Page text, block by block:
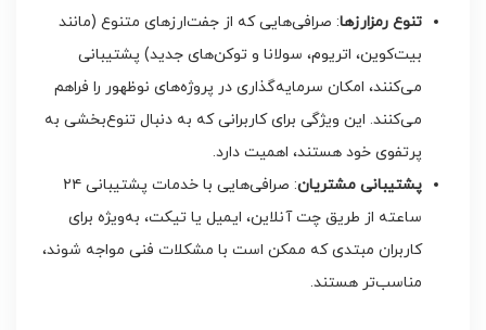
تنوع رمزارزها: صرافی‌هایی که از جفت‌ارزهای متنوع (مانند
بیت‌کوین، اتریوم، سولانا و توکن‌های جدید) پشتیبانی
می‌کنند، امکان سرمایه‌گذاری در پروژه‌های نوظهور را فراهم
می‌کنند. این ویژگی برای کاربرانی که به دنبال تنوع‌بخشی به
پرتفوی خود هستند، اهمیت دارد.
پشتیبانی مشتریان
: صرافی‌هایی با خدمات پشتیبانی ۲۴
ساعته از طریق چت آنلاین، ایمیل یا تیکت، به‌ویژه برای
کاربران مبتدی که ممکن است با مشکلات فنی مواجه شوند،
مناسب‌تر هستند.